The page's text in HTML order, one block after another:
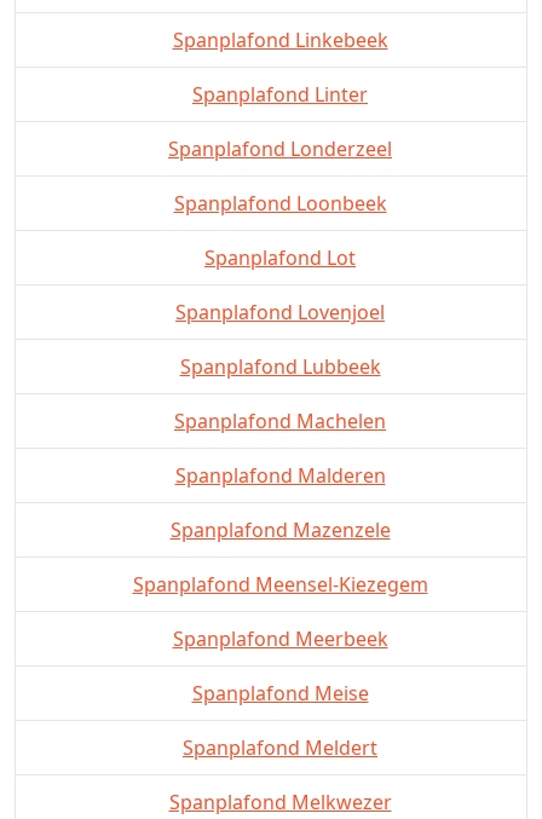
Spanplafond Linkebeek
Spanplafond Linter
Spanplafond Londerzeel
Spanplafond Loonbeek
Spanplafond Lot
Spanplafond Lovenjoel
Spanplafond Lubbeek
Spanplafond Machelen
Spanplafond Malderen
Spanplafond Mazenzele
Spanplafond Meensel-Kiezegem
Spanplafond Meerbeek
Spanplafond Meise
Spanplafond Meldert
Spanplafond Melkwezer